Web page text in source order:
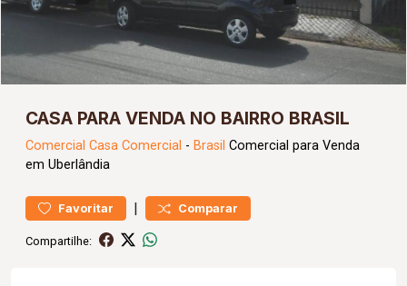
CASA PARA VENDA NO BAIRRO BRASIL
Comercial Casa Comercial - Brasil Comercial para Venda
em Uberlândia
Favoritar | Comparar
Compartilhe: